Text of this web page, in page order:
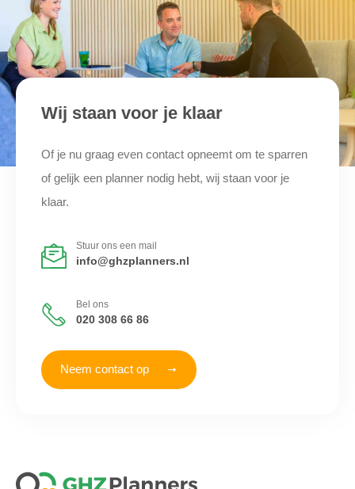
Wij staan voor je klaar
Of je nu graag even contact opneemt om te sparren
of gelijk een planner nodig hebt, wij staan voor je
klaar.
Stuur ons een mail
info@ghzplanners.nl
Bel ons
020 308 66 86
Neem contact op